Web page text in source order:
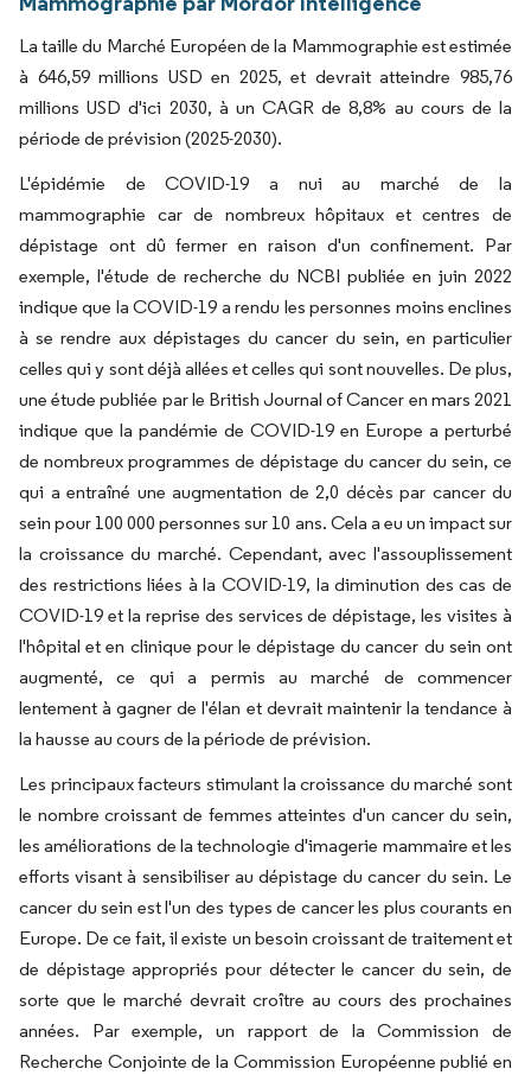
La taille du Marché Européen de la Mammographie est estimée
à 646,59 millions USD en 2025, et devrait atteindre 985,76
millions USD d'ici 2030, à un CAGR de 8,8% au cours de la
période de prévision (2025-2030).
L'épidémie de COVID-19 a nui au marché de la
mammographie car de nombreux hôpitaux et centres de
dépistage ont dû fermer en raison d'un confinement. Par
exemple, l'étude de recherche du NCBI publiée en juin 2022
indique que la COVID-19 a rendu les personnes moins enclines
à se rendre aux dépistages du cancer du sein, en particulier
celles qui y sont déjà allées et celles qui sont nouvelles. De plus,
une étude publiée par le British Journal of Cancer en mars 2021
indique que la pandémie de COVID-19 en Europe a perturbé
de nombreux programmes de dépistage du cancer du sein, ce
qui a entraîné une augmentation de 2,0 décès par cancer du
sein pour 100 000 personnes sur 10 ans. Cela a eu un impact sur
la croissance du marché. Cependant, avec l'assouplissement
des restrictions liées à la COVID-19, la diminution des cas de
COVID-19 et la reprise des services de dépistage, les visites à
l'hôpital et en clinique pour le dépistage du cancer du sein ont
augmenté, ce qui a permis au marché de commencer
lentement à gagner de l'élan et devrait maintenir la tendance à
la hausse au cours de la période de prévision.
Les principaux facteurs stimulant la croissance du marché sont
le nombre croissant de femmes atteintes d'un cancer du sein,
les améliorations de la technologie d'imagerie mammaire et les
efforts visant à sensibiliser au dépistage du cancer du sein. Le
cancer du sein est l'un des types de cancer les plus courants en
Europe. De ce fait, il existe un besoin croissant de traitement et
de dépistage appropriés pour détecter le cancer du sein, de
sorte que le marché devrait croître au cours des prochaines
années. Par exemple, un rapport de la Commission de
Recherche Conjointe de la Commission Européenne publié en